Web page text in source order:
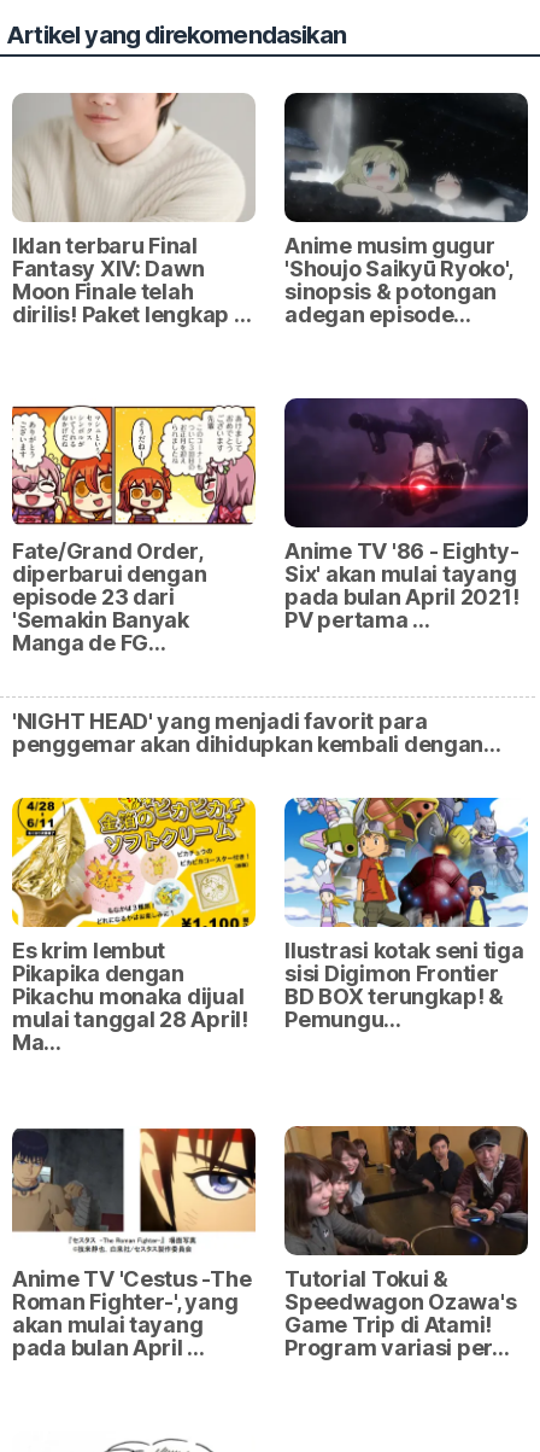
Artikel yang direkomendasikan
Iklan terbaru Final
Fantasy XIV: Dawn
Moon Finale telah
dirilis! Paket lengkap …
Anime musim gugur
'Shoujo Saikyū Ryoko',
sinopsis & potongan
adegan episode…
Fate/Grand Order,
diperbarui dengan
episode 23 dari
'Semakin Banyak
Manga de FG…
Anime TV '86 - Eighty-
Six' akan mulai tayang
pada bulan April 2021!
PV pertama …
'NIGHT HEAD' yang menjadi favorit para
penggemar akan dihidupkan kembali dengan…
Es krim lembut
Pikapika dengan
Pikachu monaka dijual
mulai tanggal 28 April!
Ma…
Ilustrasi kotak seni tiga
sisi Digimon Frontier
BD BOX terungkap! &
Pemungu…
Anime TV 'Cestus -The
Roman Fighter-', yang
akan mulai tayang
pada bulan April …
Tutorial Tokui &
Speedwagon Ozawa's
Game Trip di Atami!
Program variasi per…